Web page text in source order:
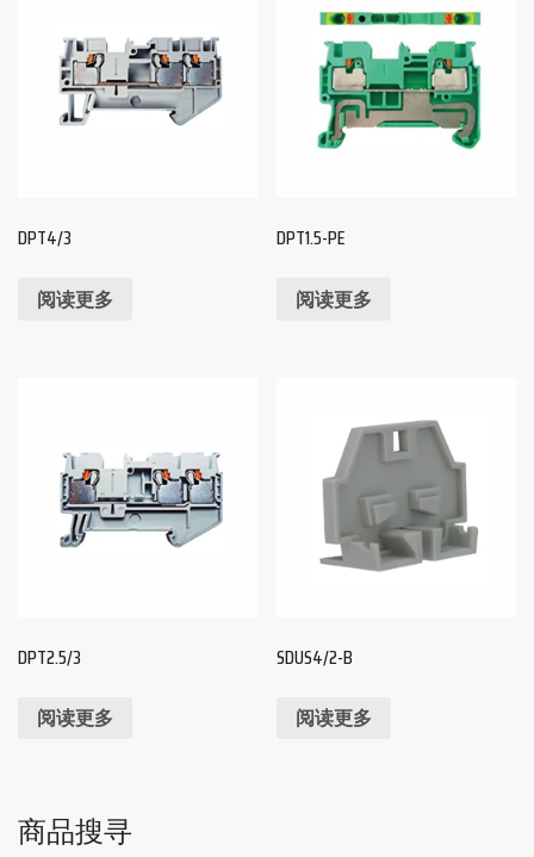
DPT4/3
阅读更多
DPT1.5-PE
阅读更多
DPT2.5/3
阅读更多
SDUS4/2-B
阅读更多
商品搜寻